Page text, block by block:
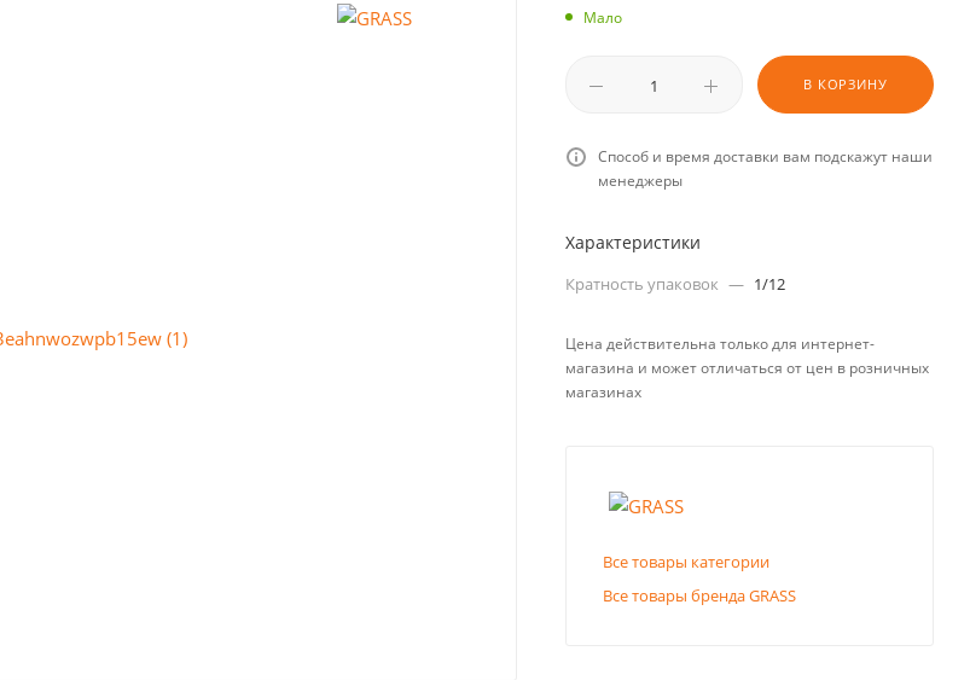
Мало
В КОРЗИНУ
Способ и время доставки вам подскажут наши
менеджеры
Характеристики
Кратность упаковок — 1/12
Цена действительна только для интернет-
магазина и может отличаться от цен в розничных
магазинах
Все товары категории
Все товары бренда GRASS